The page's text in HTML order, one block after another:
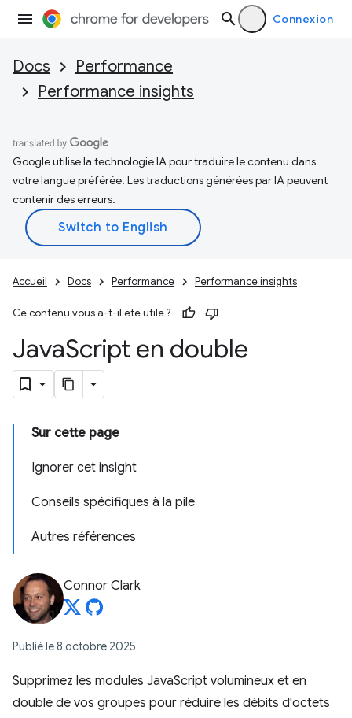
Connexion
Docs
Performance
Performance insights
Google utilise la technologie IA pour traduire le contenu dans
votre langue préférée. Les traductions générées par IA peuvent
contenir des erreurs.
Accueil Docs Performance Performance insights
Ce contenu vous a-t-il été utile ?
JavaScript en double
Sur cette page
Ignorer cet insight
Conseils spécifiques à la pile
Autres références
Connor Clark
Publié le 8 octobre 2025
Supprimez les modules JavaScript volumineux et en
double de vos groupes pour réduire les débits d'octets